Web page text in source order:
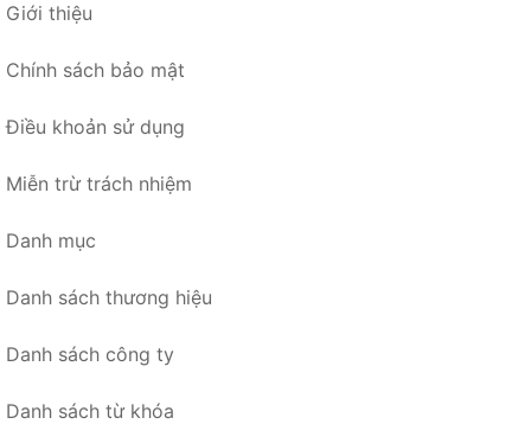
Giới thiệu
Chính sách bảo mật
Điều khoản sử dụng
Miễn trừ trách nhiệm
Danh mục
Danh sách thương hiệu
Danh sách công ty
Danh sách từ khóa